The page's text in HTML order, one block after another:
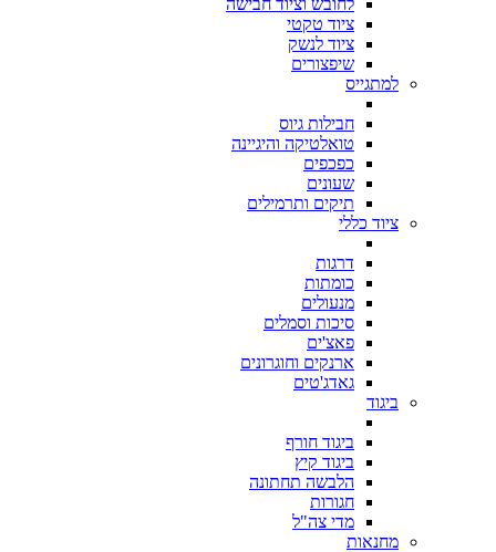
לחובש וציוד חבישה
ציוד טקטי
ציוד לנשק
שיפצורים
למתגייס
חבילות גיוס
טואלטיקה והיגיינה
כפכפים
שעונים
תיקים ותרמילים
ציוד כללי
דרגות
כומתות
מנעולים
סיכות וסמלים
פאצ'ים
ארנקים וחוגרונים
גאדג'טים
ביגוד
ביגוד חורף
ביגוד קיץ
הלבשה תחתונה
חגורות
מדי צה"ל
מחנאות